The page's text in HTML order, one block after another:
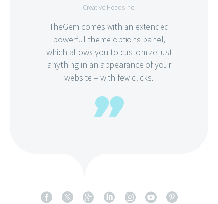
Creative Heads Inc.
TheGem comes with an extended
powerful theme options panel,
which allows you to customize just
anything in an appearance of your
website – with few clicks.